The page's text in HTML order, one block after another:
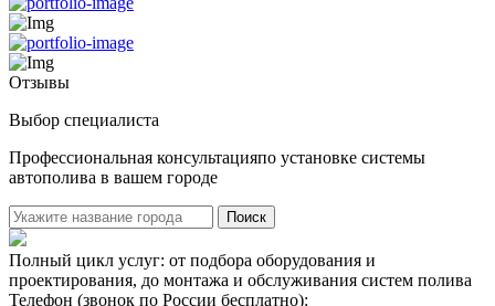
Отзывы
Выбор специалиста
Профессиональная консультацияпо установке системы
автополива в вашем городе
Поиск
Полный цикл услуг: от подбора оборудования и
проектирования, до монтажа и обслуживания систем полива
Телефон (звонок по России бесплатно):